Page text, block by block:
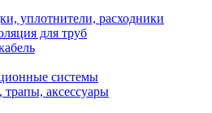
уплотнители, расходники
для труб
системы
аксессуары